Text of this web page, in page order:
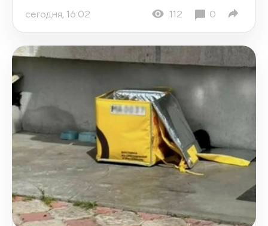
сегодня, 16:02 112 0